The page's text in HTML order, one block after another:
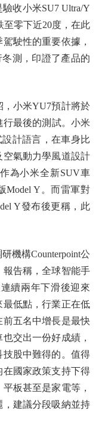
收小米SU7 Ultra/Y
至零下近20度，在此
駛性的重要依據，
測，印證了產品的
小米YU7預計將於
最後的測試。小米
計語言，在車身比
氣動力學風道設計
為小米全新SUV車
Model Y。而雷軍對
Y發布後更稱，此
構Counterpoint公
報告稱，全球智能手
續兩年下滑後迎來
最低點，行業正在低
五名中增長是最快
交出一份好成績，
股中難得的。值得
在國家政策支持下得
板甚至是家電等，
建議分段吸納並持